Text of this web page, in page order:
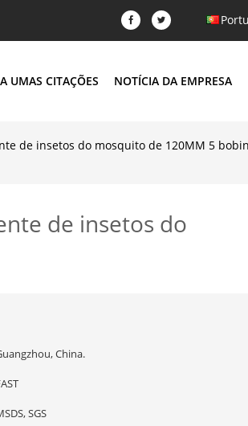
UMAS CITAÇÕES NOTÍCIA DA EMPRESA
de insetos do mosquito de 120MM 5
de insetos do
China.
SGS